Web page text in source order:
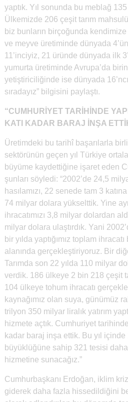
yaptık. Yıl sonunda bu meblağ
Ülkemizde 206 çeşit tarım
biz bunların birçoğunda
ve meyve üretiminde dünyada
11’inciyiz, 21 üründe dünyada ilk
yumurta üretiminde Avrupa’da
yetiştiriciliğinde ise dünyada
sıradayız” bilgisini paylaştı.
“CUMHURİYET TARİHİNDE
KATI KADAR BARAJ İNŞA
Üretimdeki bu tarihî başarılarla
sektörünün geçen yıl Türkiye
büyüme kaydettiğine işaret eden
şunları söyledi: “2002’de 24,5
hasılamızı, 22 senede tam 3
74 milyar dolara yükselttik. Yine
ihracatımızı 3,8 milyar dolardan
milyar dolara ulaştırdık. Yani
bir yılda yaptığımız toplam
alanında gerçekleştiriyoruz. Bir
Tarımda son 22 yılda 110 milyar
verdik. 186 ülkeye 2 bin 218 çeşit
104 ülkeye tohum ihracatı
kaynağımız olan suya, günümüz
trilyon 350 milyar liralık yatırım
hizmete açtık. Cumhuriyet
kadar baraj inşa ettik. Bu yıl içinde
büyüklüğüne sahip 321 tesisi
hizmetine sunacağız.”
Cumhurbaşkanı Erdoğan, iklim
giderek daha fazla hissedildiğini